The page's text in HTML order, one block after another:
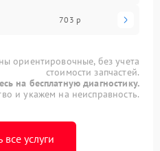
703 р
ориентировочные, без учета
стоимости запчастей.
на бесплатную диагностику.
и укажем на неисправность.
все услуги